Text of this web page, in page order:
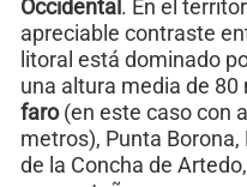
Occidental . En el
apreciable contraste
litoral está dominado
una altura media de 80
faro(en este caso con
metros), Punta
de la Concha de